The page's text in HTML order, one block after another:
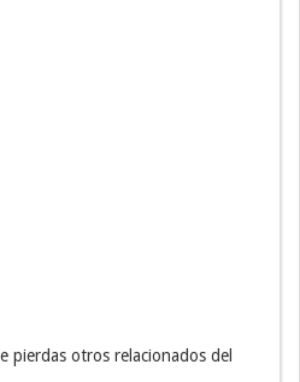
pierdas otros relacionados del